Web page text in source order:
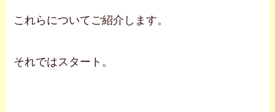
これらについてご紹介します。
それではスタート。